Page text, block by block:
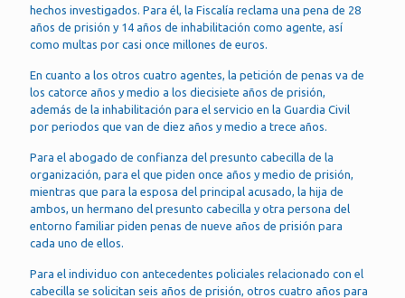
hechos investigados. Para él, la Fiscalía reclama una pena de 28
años de prisión y 14 años de inhabilitación como agente, así
como multas por casi once millones de euros.
En cuanto a los otros cuatro agentes, la petición de penas va de
los catorce años y medio a los diecisiete años de prisión,
además de la inhabilitación para el servicio en la Guardia Civil
por periodos que van de diez años y medio a trece años.
Para el abogado de confianza del presunto cabecilla de la
organización, para el que piden once años y medio de prisión,
mientras que para la esposa del principal acusado, la hija de
ambos, un hermano del presunto cabecilla y otra persona del
entorno familiar piden penas de nueve años de prisión para
cada uno de ellos.
Para el individuo con antecedentes policiales relacionado con el
cabecilla se solicitan seis años de prisión, otros cuatro años para